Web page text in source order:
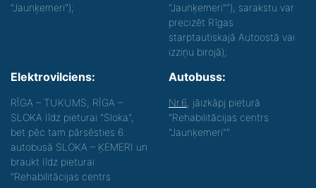
"Jaunķemeri");
"Jaunķemeri""), sarakstu var
precizēt Rīgas
starptautiskajā Autoostā vai
izziņu birojā);
Elektrovilciens:
RĪGA – TUKUMS, RĪGA –
SLOKA līdz pieturai "Sloka",
bet pēc tam pārsēsties 6.
autobusā SLOKA – ĶEMERI un
braukt līdz pieturai
"Rehabilitācijas centrs
Autobuss:
Nr.6 , jāizkāpj pieturā
"Rehabilitācijas centrs
"Jaunķemeri"".